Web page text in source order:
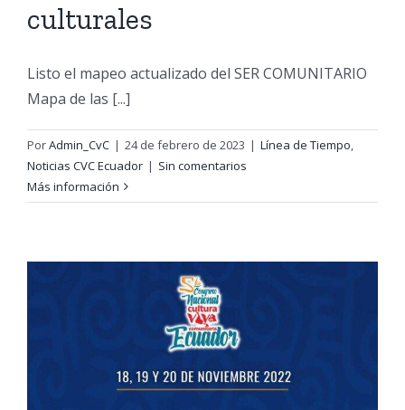
culturales
Listo el mapeo actualizado del SER COMUNITARIO
Mapa de las [...]
PorAdmin_CvC | 24 de febrero de 2023 | Línea de Tiempo,
Noticias CVC Ecuador | Sin comentarios
Más información